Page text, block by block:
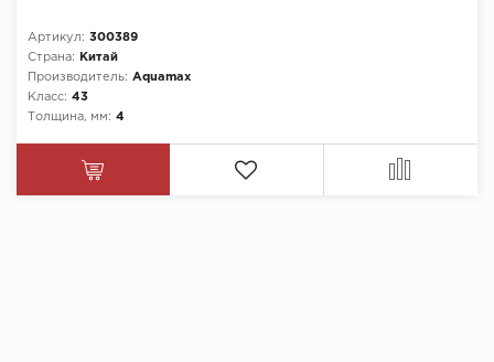
Артикул: 300389
Страна:
Китай
Производитель: Aquamax
Класс: 43
Толщина, мм: 4